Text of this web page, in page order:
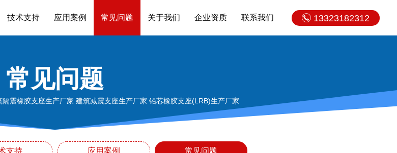
13323182312
技术支持 应用案例 常见问题 关于我们 企业资质 联系我们
常见问题
隔震橡胶支座生产厂家 建筑减震支座生产厂家 铅芯橡胶支座(LRB)生产厂家
支持 应用案例 常见问题